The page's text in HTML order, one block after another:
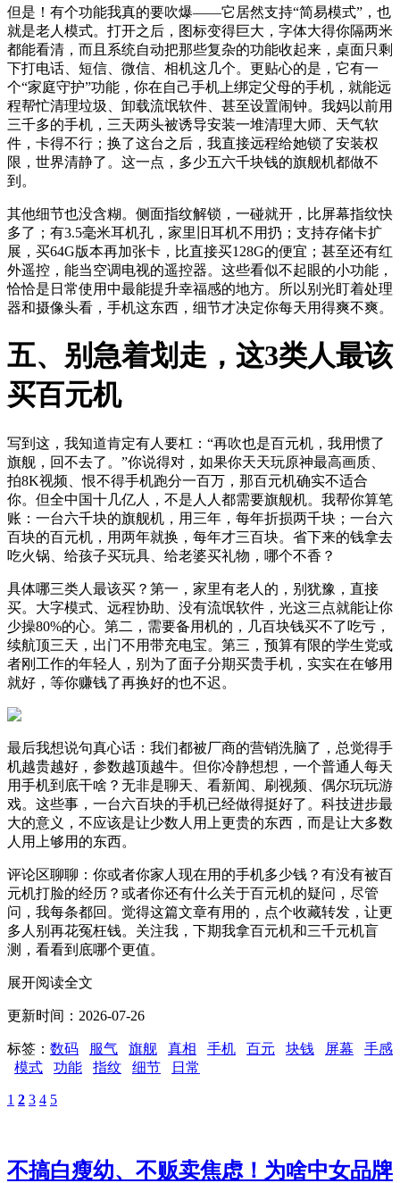
但是！有个功能我真的要吹爆——它居然支持“简易模式”，也
就是老人模式。打开之后，图标变得巨大，字体大得你隔两米
都能看清，而且系统自动把那些复杂的功能收起来，桌面只剩
下打电话、短信、微信、相机这几个。更贴心的是，它有一
个“家庭守护”功能，你在自己手机上绑定父母的手机，就能远
程帮忙清理垃圾、卸载流氓软件、甚至设置闹钟。我妈以前用
三千多的手机，三天两头被诱导安装一堆清理大师、天气软
件，卡得不行；换了这台之后，我直接远程给她锁了安装权
限，世界清静了。这一点，多少五六千块钱的旗舰机都做不
到。
其他细节也没含糊。侧面指纹解锁，一碰就开，比屏幕指纹快
多了；有3.5毫米耳机孔，家里旧耳机不用扔；支持存储卡扩
展，买64G版本再加张卡，比直接买128G的便宜；甚至还有红
外遥控，能当空调电视的遥控器。这些看似不起眼的小功能，
恰恰是日常使用中最能提升幸福感的地方。所以别光盯着处理
器和摄像头看，手机这东西，细节才决定你每天用得爽不爽。
五、别急着划走，这3类人最该
买百元机
写到这，我知道肯定有人要杠：“再吹也是百元机，我用惯了
旗舰，回不去了。”你说得对，如果你天天玩原神最高画质、
拍8K视频、恨不得手机跑分一百万，那百元机确实不适合
你。但全中国十几亿人，不是人人都需要旗舰机。我帮你算笔
账：一台六千块的旗舰机，用三年，每年折损两千块；一台六
百块的百元机，用两年就换，每年才三百块。省下来的钱拿去
吃火锅、给孩子买玩具、给老婆买礼物，哪个不香？
具体哪三类人最该买？第一，家里有老人的，别犹豫，直接
买。大字模式、远程协助、没有流氓软件，光这三点就能让你
少操80%的心。第二，需要备用机的，几百块钱买不了吃亏，
续航顶三天，出门不用带充电宝。第三，预算有限的学生党或
者刚工作的年轻人，别为了面子分期买贵手机，实实在在够用
就好，等你赚钱了再换好的也不迟。
最后我想说句真心话：我们都被厂商的营销洗脑了，总觉得手
机越贵越好，参数越顶越牛。但你冷静想想，一个普通人每天
用手机到底干啥？无非是聊天、看新闻、刷视频、偶尔玩玩游
戏。这些事，一台六百块的手机已经做得挺好了。科技进步最
大的意义，不应该是让少数人用上更贵的东西，而是让大多数
人用上够用的东西。
评论区聊聊：你或者你家人现在用的手机多少钱？有没有被百
元机打脸的经历？或者你还有什么关于百元机的疑问，尽管
问，我每条都回。觉得这篇文章有用的，点个收藏转发，让更
多人别再花冤枉钱。关注我，下期我拿百元机和三千元机盲
测，看看到底哪个更值。
展开阅读全文
更新时间：2026-07-26
标签： 数码 服气 旗舰 真相 手机 百元 块钱 屏幕
手感
模式
功能 指纹 细节 日常
1 2 3 4 5
不搞白瘦幼、不贩卖焦虑！为啥中女品牌